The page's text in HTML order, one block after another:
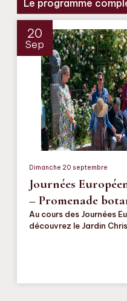
Le programme
20
Sep
Dimanche 20 septembre
Journées
– Promenade
Au cours des Journées
découvrez le Jardin